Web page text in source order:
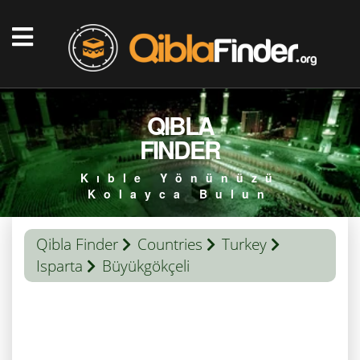
QIBLA
FINDER
Kıble Yönünüzü
Kolayca Bulun
Qibla Finder Countries
Turkey
Isparta
Büyükgökçeli